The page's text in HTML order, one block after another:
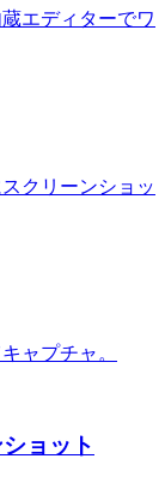
エディターでワ
クリーンショッ
ャプチャ。
ョット